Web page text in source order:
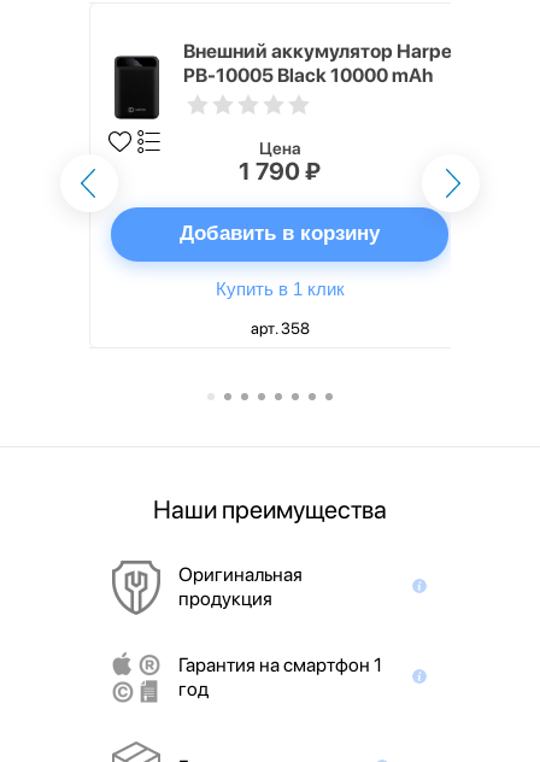
Внешний аккумулятор Harper
PB-10005 Black 10000 mAh
Цена
1 790 ₽
Добавить в корзину
Купить в 1 клик
арт. 358
Наши преимущества
Оригинальная
продукция
Гарантия на смартфон 1
год